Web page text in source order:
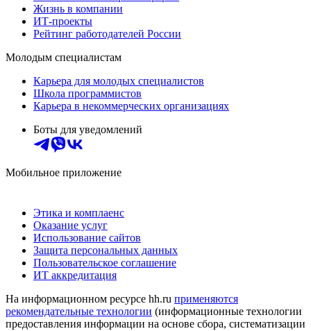
Жизнь в компании
ИТ-проекты
Рейтинг работодателей России
Молодым специалистам
Карьера для молодых специалистов
Школа программистов
Карьера в некоммерческих организациях
Боты для уведомлений
Мобильное приложение
Этика и комплаенс
Оказание услуг
Использование сайтов
Защита персональных данных
Пользовательское соглашение
ИТ аккредитация
На информационном ресурсе hh.ru применяются
рекомендательные технологии (информационные технологии
предоставления информации на основе сбора, систематизации